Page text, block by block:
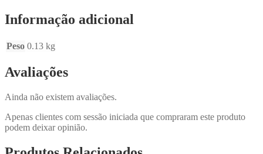
Informação adicional
Peso 0.13 kg
Avaliações
Ainda não existem avaliações.
Apenas clientes com sessão iniciada que compraram este produto
podem deixar opinião.